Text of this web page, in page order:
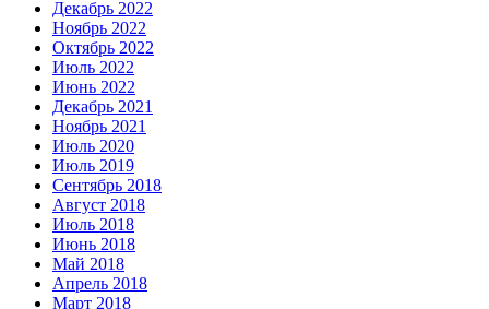
Декабрь 2022
Ноябрь 2022
Октябрь 2022
Июль 2022
Июнь 2022
Декабрь 2021
Ноябрь 2021
Июль 2020
Июль 2019
Сентябрь 2018
Август 2018
Июль 2018
Июнь 2018
Май 2018
Апрель 2018
Март 2018